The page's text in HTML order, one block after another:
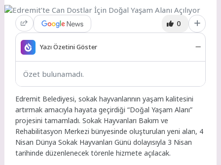
0
Yazı Özetini Göster
Özet bulunamadı.
Edremit Belediyesi, sokak hayvanlarının yaşam kalitesini
artırmak amacıyla hayata geçirdiği “Doğal Yaşam Alanı”
projesini tamamladı. Sokak Hayvanları Bakım ve
Rehabilitasyon Merkezi bünyesinde oluşturulan yeni alan, 4
Nisan Dünya Sokak Hayvanları Günü dolayısıyla 3 Nisan
tarihinde düzenlenecek törenle hizmete açılacak.